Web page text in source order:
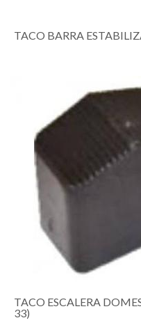
TACO BARRA
TACO ESCALERA
33)